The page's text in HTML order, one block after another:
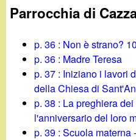
Parrocchia di
p. 36 : Non è strano?
p. 36 : Madre Teresa
p. 37 : Iniziano i lavori
della Chiesa di
p. 38 : La preghiera
l'anniversario del loro
p. 39 : Scuola